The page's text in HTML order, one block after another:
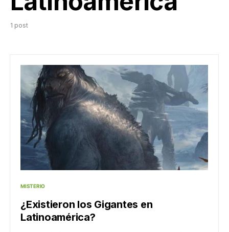
1 post
MISTERIO
¿Existieron los Gigantes en
Latinoamérica?